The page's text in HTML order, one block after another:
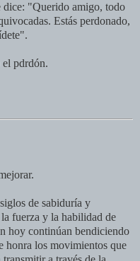
dice: "Querido amigo, todo
Estás perdonado,
el pdrdón.
de sabiduría y
fuerza y la habilidad de
hoy continúan bendiciendo
honra los movimientos que